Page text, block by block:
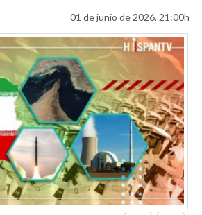
01 de junio de 2026, 21:00h